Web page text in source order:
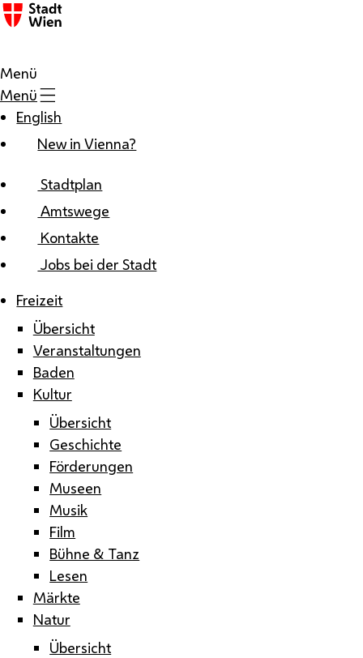
Zum Inhalt
Menü
Menü
English
New in Vienna?
Stadtplan
Amtswege
Kontakte
Jobs bei der Stadt
Freizeit
Übersicht
Veranstaltungen
Baden
Kultur
Übersicht
Geschichte
Förderungen
Museen
Musik
Film
Bühne & Tanz
Lesen
Märkte
Natur
Übersicht